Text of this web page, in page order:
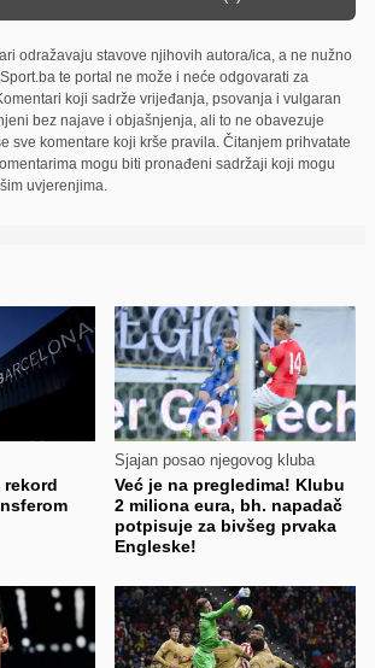
odražavaju stavove njihovih autora/ica, a ne nužno
te portal ne može i neće odgovarati za
koji sadrže vrijeđanja, psovanja i vulgaran
bez najave i objašnjenja, ali to ne obavezuje
sve komentare koji krše pravila. Čitanjem prihvatate
mogu biti pronađeni sadržaji koji mogu
uvjerenjima.
rekord
Sjajan posao njegovog kluba
Već je na pregledima! Klubu
2 miliona eura, bh. napadač
potpisuje za bivšeg prvaka
Engleske!